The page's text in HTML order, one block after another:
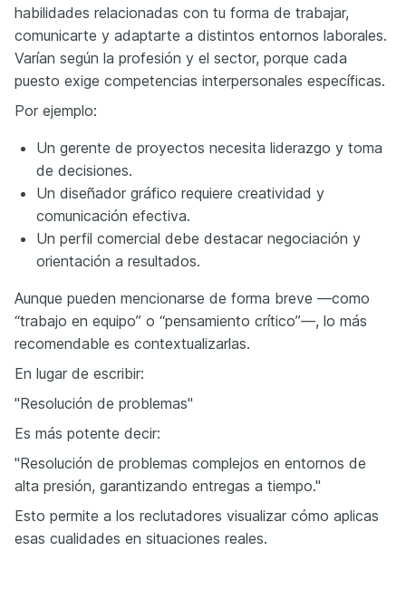
habilidades relacionadas con tu forma de trabajar,
comunicarte y adaptarte a distintos entornos laborales.
Varían según la profesión y el sector, porque cada
puesto exige competencias interpersonales específicas.
Por ejemplo:
Un gerente de proyectos necesita liderazgo y toma
de decisiones.
Un diseñador gráfico requiere creatividad y
comunicación efectiva.
Un perfil comercial debe destacar negociación y
orientación a resultados.
Aunque pueden mencionarse de forma breve —como
“trabajo en equipo” o “pensamiento crítico”—, lo más
recomendable es contextualizarlas.
En lugar de escribir:
"Resolución de problemas"
Es más potente decir:
"Resolución de problemas complejos en entornos de
alta presión, garantizando entregas a tiempo."
Esto permite a los reclutadores visualizar cómo aplicas
esas cualidades en situaciones reales.